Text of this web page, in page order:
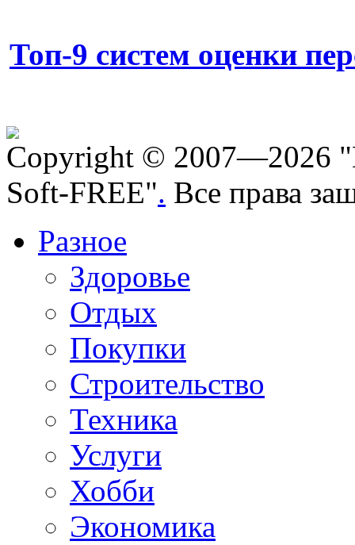
Топ-9 систем оценки
Copyright © 2007—2026
Soft-FREE". Все права
Разное
Здоровье
Отдых
Покупки
Строительство
Техника
Услуги
Хобби
Экономика